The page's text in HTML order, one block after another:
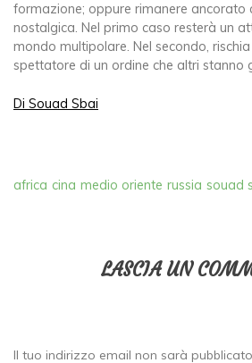
formazione; oppure rimanere ancorato
nostalgica. Nel primo caso resterà un
mondo multipolare. Nel secondo,
spettatore di un ordine che altri stanno
Di Souad Sbai
africa cina medio oriente russia souad
LASCIA UN
Il tuo indirizzo email non sarà pubblicato.